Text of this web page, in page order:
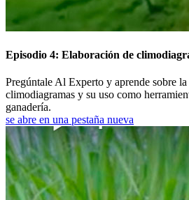
Episodio 4: Elaboración de
Pregúntale Al Experto y aprende sobre
climodiagramas y su uso como
ganadería.
se abre en una pestaña nueva